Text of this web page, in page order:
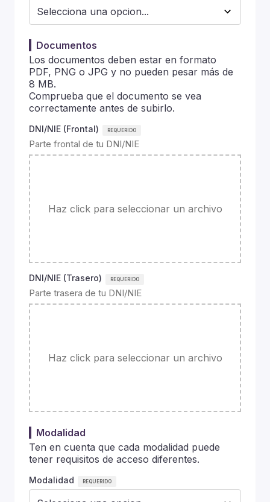
Documentos
Los documentos deben estar en formato
PDF, PNG o JPG y no pueden pesar más de
8 MB.
Comprueba que el documento se vea
correctamente antes de subirlo.
DNI/NIE (Frontal)
Parte frontal de tu DNI/NIE
Haz click para seleccionar un archivo
DNI/NIE (Trasero)
Parte trasera de tu DNI/NIE
Haz click para seleccionar un archivo
Modalidad
Ten en cuenta que cada modalidad puede
tener requisitos de acceso diferentes.
Modalidad